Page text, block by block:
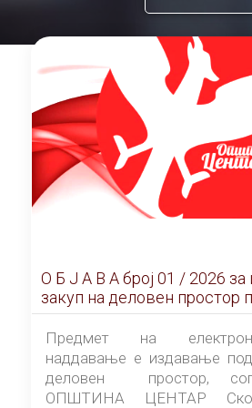
О Б Ј А В А брoj 01 / 2026
закуп на деловен простор
ЕЛЕКТРОНСКО ЈАВНО
Предмет на
наддавање е издавање
деловен простор,
ОПШТИНА ЦЕНТАР